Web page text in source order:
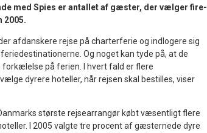
med Spies er antallet af gæster, der vælger fire-
2005.
afdanskere rejse på charterferie og indlogere sig
Og noget kan tyde på, at de
på ferien. I hvert fald er flere
dyrere hoteller, når rejsen skal bestilles, viser
største rejsearrangør købt væsentligt flere
I 2005 valgte tre procent af gæsternede dyre